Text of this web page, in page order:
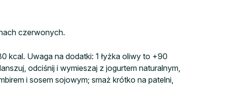
czerwonych.
kcal. Uwaga na dodatki: 1 łyżka oliwy to +90
odciśnij i wymieszaj z jogurtem naturalnym,
i sosem sojowym; smaż krótko na patelni,